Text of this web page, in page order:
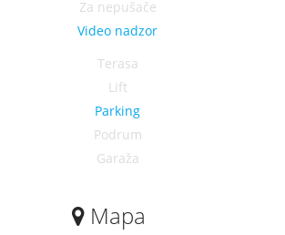
Za nepušače
Video nadzor
Terasa
Lift
Parking
Podrum
Garaža
Mapa